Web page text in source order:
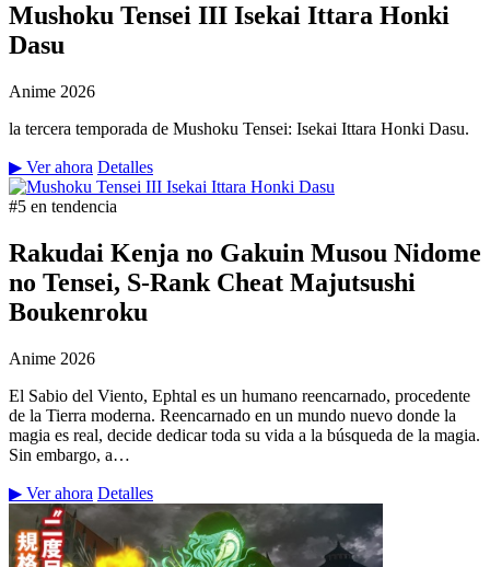
Mushoku Tensei III Isekai Ittara Honki
Dasu
Anime 2026
la tercera temporada de Mushoku Tensei: Isekai Ittara Honki Dasu.
▶ Ver ahora Detalles
#5 en tendencia
Rakudai Kenja no Gakuin Musou Nidome
no Tensei, S-Rank Cheat Majutsushi
Boukenroku
Anime 2026
El Sabio del Viento, Ephtal es un humano reencarnado, procedente
de la Tierra moderna. Reencarnado en un mundo nuevo donde la
magia es real, decide dedicar toda su vida a la búsqueda de la magia.
Sin embargo, a…
▶ Ver ahora Detalles